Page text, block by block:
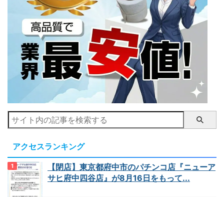
アクセスランキング
【閉店】東京都府中市のパチンコ店『ニューア
サヒ府中四谷店』が8月16日をもって...